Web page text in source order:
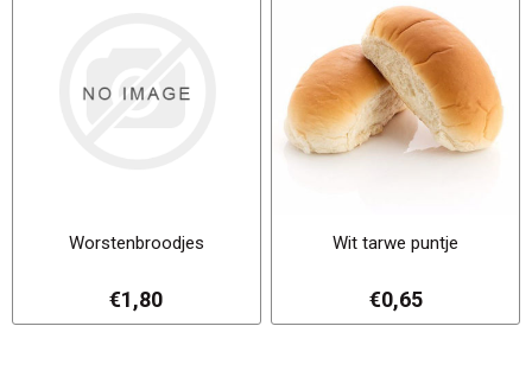
Worstenbroodjes
€1,80
Wit tarwe puntje
€0,65